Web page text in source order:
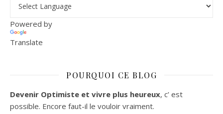
Powered by
Translate
POURQUOI CE BLOG
Devenir Optimiste et vivre plus heureux, c’ est
possible. Encore faut-il le vouloir vraiment.